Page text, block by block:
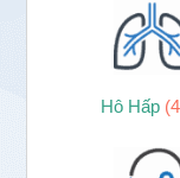
Hô Hấp